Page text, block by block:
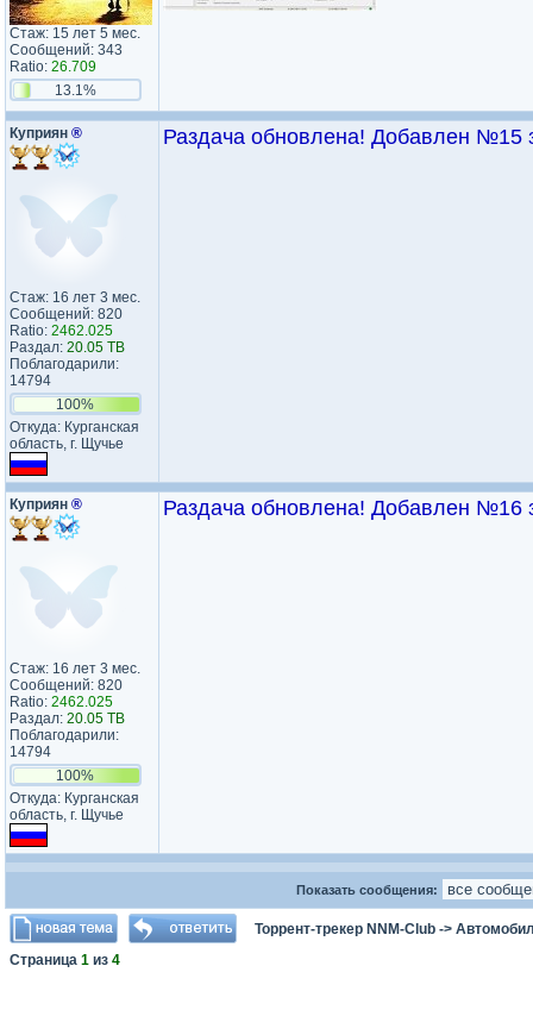
Стаж: 15 лет 5 мес.
Сообщений: 343
Ratio: 26.709
13.1%
Куприян ®
Стаж: 16 лет 3 мес.
Сообщений: 820
Ratio: 2462.025
Раздал: 20.05 TB
Поблагодарили:
14794
100%
Откуда: Курганская
область, г. Щучье
Раздача обновлена! Добавлен №15
Куприян ®
Стаж: 16 лет 3 мес.
Сообщений: 820
Ratio: 2462.025
Раздал: 20.05 TB
Поблагодарили:
14794
100%
Откуда: Курганская
область, г. Щучье
Раздача обновлена! Добавлен №16
Показать сообщения:
Торрент-трекер NNM-Club ->
Страница 1 из 4